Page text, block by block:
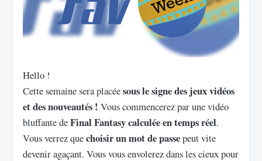
Hello !
Cette semaine sera placéesous le signe des jeux vidéos
et des nouveautés ! Vous commencerez par une vidéo
bluffante deFinal Fantasy calculée en temps réel.
Vous verrez quechoisir un mot de passepeut vite
devenir agaçant. Vous vous envolerez dans les cieux pour